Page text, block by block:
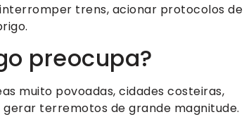
trens, acionar protocolos de
preocupa?
muito povoadas, cidades costeiras,
terremotos de grande magnitude.